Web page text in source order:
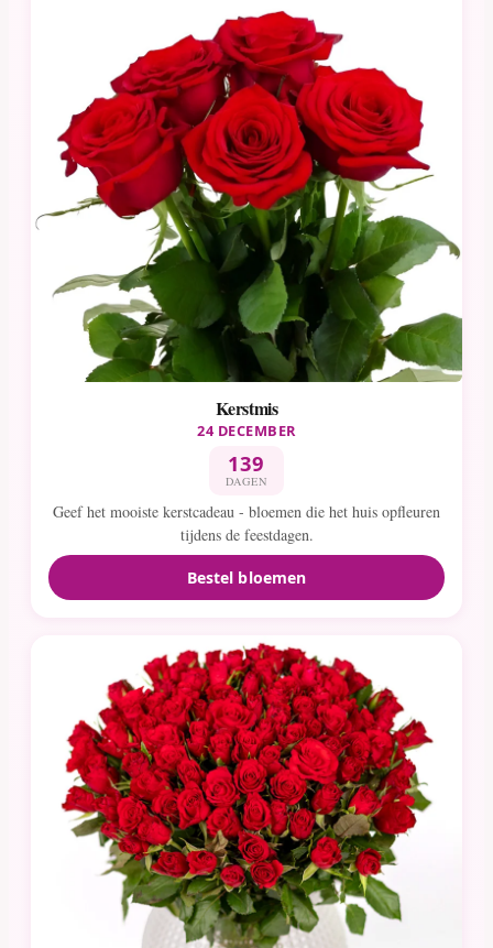
Kerstmis
24 DECEMBER
139
DAGEN
Geef het mooiste kerstcadeau - bloemen die het huis opfleuren
tijdens de feestdagen.
Bestel bloemen